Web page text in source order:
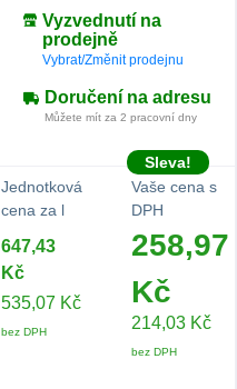
Vyzvednutí na
prodejně
Vybrat/Změnit prodejnu
Doručení na adresu
Můžete mít za 2 pracovní dny
Jednotková
cena za l
647,43
Kč
535,07 Kč
bez DPH
Sleva!
Vaše cena s
DPH
258,97
Kč
214,03 Kč
bez DPH